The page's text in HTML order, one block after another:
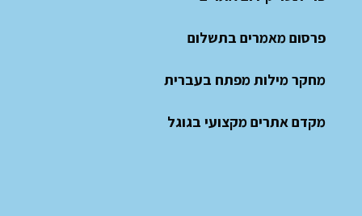
פרסום מאמרים בתשלום
מחקר מילות מפתח בעברית
מקדם אתרים מקצועי בגוגל